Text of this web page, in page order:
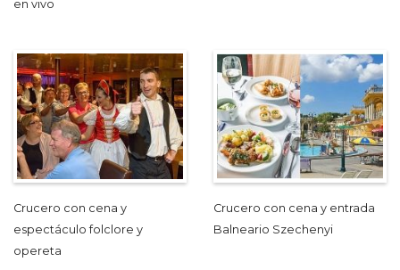
en vivo
Crucero con cena y
espectáculo folclore y
opereta
Crucero con cena y entrada
Balneario Szechenyi